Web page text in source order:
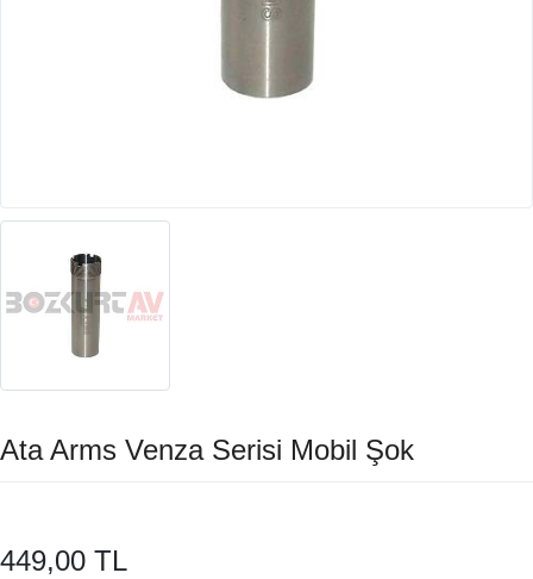
Ata Arms Venza Serisi Mobil Şok
449,00 TL